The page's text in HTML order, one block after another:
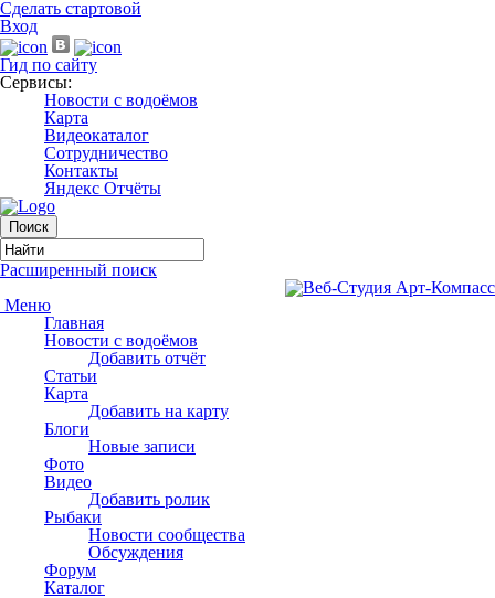
Сделать стартовой
Вход
Гид по сайту
Сервисы:
Новости с водоёмов
Карта
Видеокаталог
Сотрудничество
Контакты
Яндекс Отчёты
Расширенный поиск
Меню
Главная
Новости с водоёмов
Добавить отчёт
Статьи
Карта
Добавить на карту
Блоги
Новые записи
Фото
Видео
Добавить ролик
Рыбаки
Новости сообщества
Обсуждения
Форум
Каталог